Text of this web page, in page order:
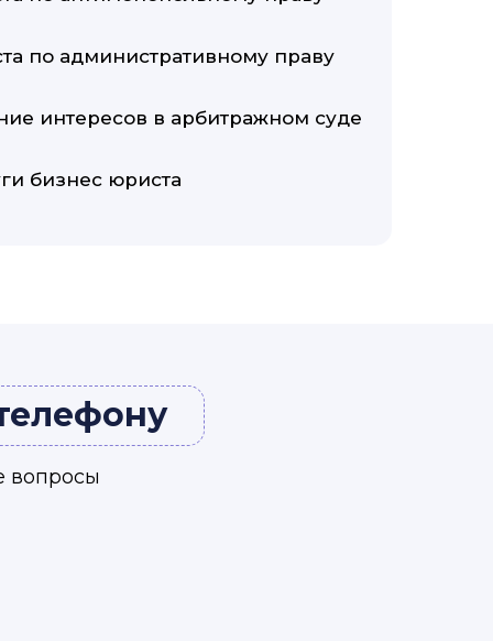
интересов в арбитражном суде
бизнес юриста
по административному праву
вопросы